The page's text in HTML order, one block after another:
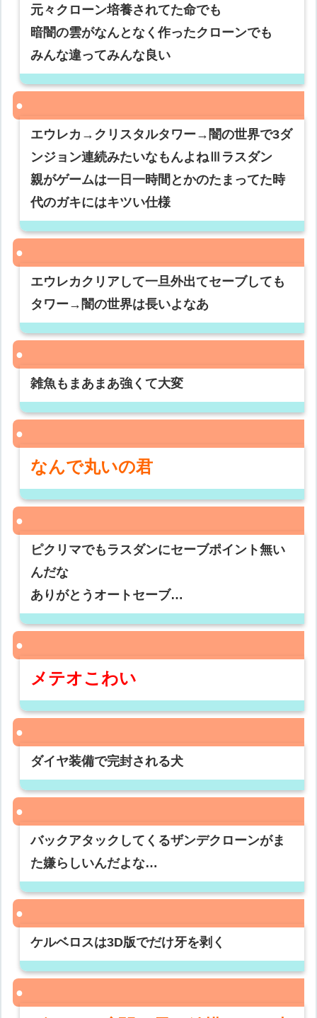
元々クローン培養されてた命でも
暗闇の雲がなんとなく作ったクローンでも
みんな違ってみんな良い
エウレカ→クリスタルタワー→闇の世界で3ダ
ンジョン連続みたいなもんよねⅢラスダン
親がゲームは一日一時間とかのたまってた時
代のガキにはキツい仕様
エウレカクリアして一旦外出てセーブしても
タワー→闇の世界は長いよなあ
雑魚もまあまあ強くて大変
なんで丸いの君
ピクリマでもラスダンにセーブポイント無い
んだな
ありがとうオートセーブ…
メテオこわい
ダイヤ装備で完封される犬
バックアタックしてくるザンデクローンがま
た嫌らしいんだよな…
ケルベロスは3D版でだけ牙を剥く